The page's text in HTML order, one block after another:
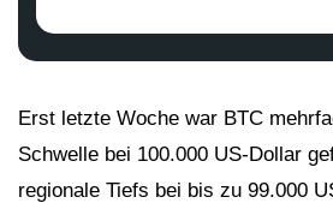
Erst letzte Woche war BTC
Schwelle bei 100.000 US-Dollar
regionale Tiefs bei bis zu 99.000